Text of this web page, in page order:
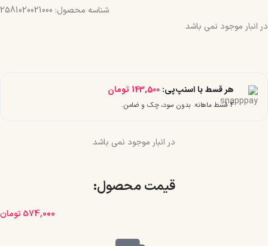
شناسه محصول: 2581020021000
در انبار موجود نمی باشد
هر قسط با اسنپ‌پی: 143,500 تومان
۴ قسط ماهانه. بدون سود، چک و ضامن.
در انبار موجود نمی باشد
قیمت محصول:​
574,000تومان